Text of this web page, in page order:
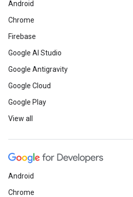
Android
Chrome
Firebase
Google AI Studio
Google Antigravity
Google Cloud
Google Play
View all
Android
Chrome